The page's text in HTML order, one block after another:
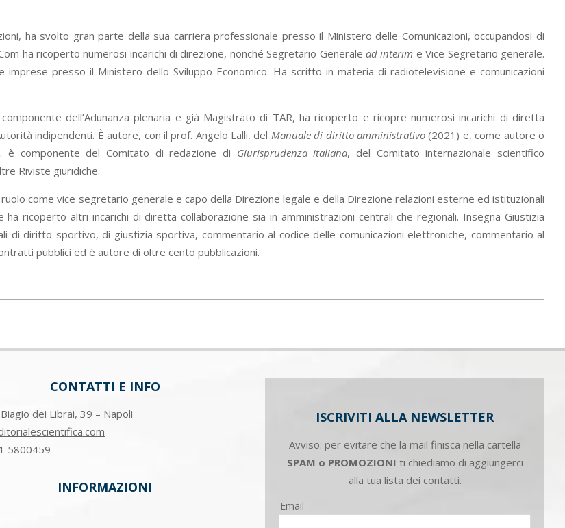
ha svolto gran parte della sua carriera professionale presso il Ministero delle Comunicazioni, occupandosi di
ha ricoperto numerosi incarichi di direzione, nonché Segretario Generalead interim e Vice Segretario generale.
presso il Ministero dello Sviluppo Economico. Ha scritto in materia di radiotelevisione e comunicazioni
dell’Adunanza plenaria e già Magistrato di TAR, ha ricoperto e ricopre numerosi incarichi di diretta
indipendenti. È autore, con il prof. Angelo Lalli, del Manuale di diritto amministrativo (2021) e, come autore o
è componente del Comitato di redazione di Giurisprudenza italiana, del Comitato internazionale scientifico
Riviste giuridiche.
come vice segretario generale e capo della Direzione legale e della Direzione relazioni esterne ed istituzionali
ha ricoperto altri incarichi di diretta collaborazione sia in amministrazioni centrali che regionali. Insegna Giustizia
di diritto sportivo, di giustizia sportiva, commentario al codice delle comunicazioni elettroniche, commentario al
pubblici ed è autore di oltre cento pubblicazioni.
CONTATTI E INFO
Biagio dei Librai, 39 – Napoli
5800459
INFORMAZIONI
ISCRIVITI ALLA NEWSLETTER
Avviso: per evitare che la mail finisca nella cartella
SPAM o PROMOZIONI ti chiediamo di aggiungerci
alla tua lista dei contatti.
Email